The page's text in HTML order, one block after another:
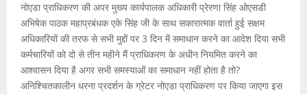
नोएडा प्राधिकरण की अपर मुख्य कार्यपालक अधिकारी प्रेरणा सिंह ओएसडी
अभिषेक पाठक महाप्रबंधक एके सिंह जी के साथ सकारात्मक वार्ता हुई सक्षम
अधिकारियों की तरफ से सभी मुद्दों पर 3 दिन में समाधान करने का आदेश दिया सभी
कर्मचारियों को दो से तीन महीने मैं प्राधिकरण के अधीन नियमित करने का
आश्वासन दिया है अगर सभी समस्याओं का समाधान नहीं होता है तो?
अनिश्चितकालीन धरना प्रदर्शन के ग्रेटर नोएडा प्राधिकरण पर किया जाएगा इस